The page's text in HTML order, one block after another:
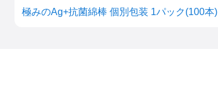
極みのAg+抗菌綿棒 個別包装 1パック(100本)